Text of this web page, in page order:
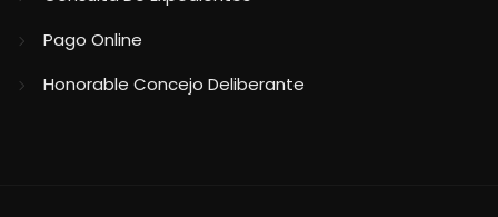
Pago Online
Honorable Concejo Deliberante